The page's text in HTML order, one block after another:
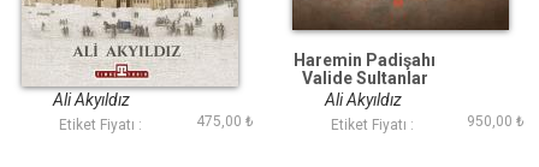
Osmanlı Merkez
Bürokrasisi
Ali Akyıldız
Etiket Fiyatı : 475,00 ₺
Haremin Padişahı
Valide Sultanlar
(Renkli Büyük Boy
Ciltli)
Ali Akyıldız
Etiket Fiyatı : 950,00 ₺